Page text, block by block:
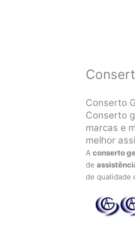
Conserto
Conserto
marcas e
melhor
Aconserto
de
de qualidade